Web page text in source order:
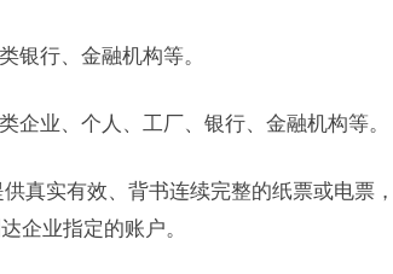
银行、金融机构等。
企业、个人、工厂、银行、金融机构等。
真实有效、背书连续完整的纸票或电票
企业指定的账户。